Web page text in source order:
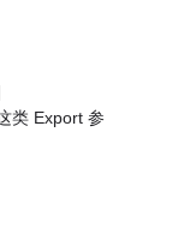
类 Export 参